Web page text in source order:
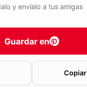
y envíalo a tus amigas
Guardar en
Copiar